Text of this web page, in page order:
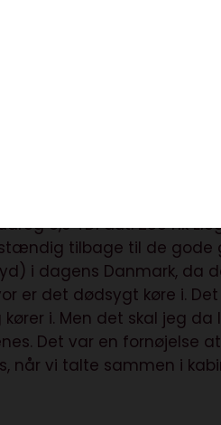
bilens
hjælper
Det var sådan
3,0 TDI aut. 286 hk
tilbage til de gode
i dagens Danmark, da
er det dødsygt køre i.
i. Men det skal jeg
Det var en fornøjelse
når vi talte sammen i